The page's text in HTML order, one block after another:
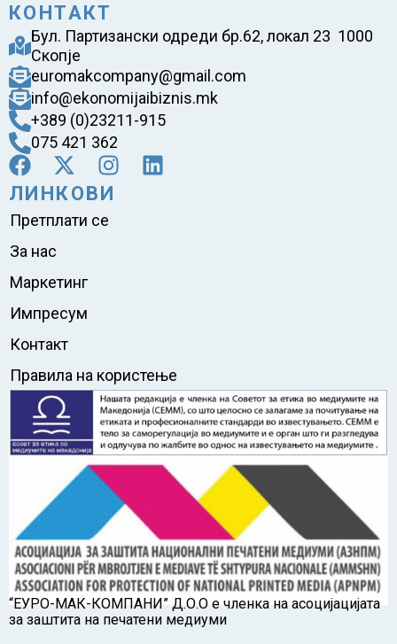
КОНТАКТ
Бул. Партизански одреди бр.62, локал 23 1000
Скопје
euromakcompany@gmail.com
info@ekonomijaibiznis.mk
+389 (0)23211-915
075 421 362
ЛИНКОВИ
Претплати се
За нас
Маркетинг
Импресум
Контакт
Правила на користење
“ЕУРО-МАК-КОМПАНИ” Д.О.О е членка на асоцијацијата
за заштита на печатени медиуми